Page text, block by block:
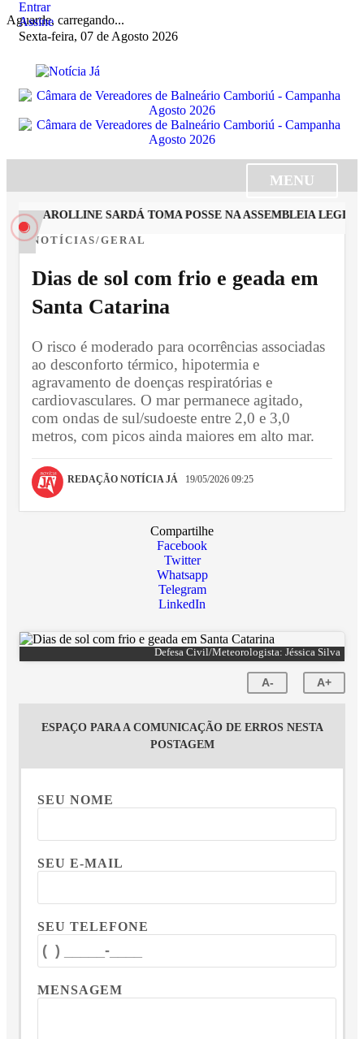
Aguarde, carregando...
Entrar
Assine
Sexta-feira, 07 de Agosto 2026
MENU
CAROLLINE SARDÁ TOMA POSSE NA ASSEMBLEIA
NOTÍCIAS/GERAL
Dias de sol com frio e geada em
Santa Catarina
O risco é moderado para ocorrências associadas
ao desconforto térmico, hipotermia e
agravamento de doenças respiratórias e
cardiovasculares. O mar permanece agitado,
com ondas de sul/sudoeste entre 2,0 e 3,0
metros, com picos ainda maiores em alto mar.
REDAÇÃO NOTÍCIA JÁ 19/05/2026 09:25
Compartilhe
Facebook
Twitter
Whatsapp
Telegram
LinkedIn
Defesa Civil/Meteorologista: Jéssica Silva
A- A+
ESPAÇO PARA A COMUNICAÇÃO DE ERROS NESTA
POSTAGEM
SEU NOME
SEU E-MAIL
SEU TELEFONE
MENSAGEM